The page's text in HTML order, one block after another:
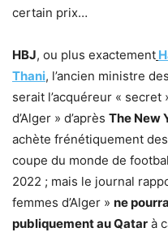
certain prix…
HBJ, ou plus exactement
Thani, l’ancien ministre
serait l’acquéreur «
d’Alger » d’après The New
achète frénétiquement
coupe du monde de
2022 ; mais le journal
femmes d’Alger » ne
publiquement au Qatar à